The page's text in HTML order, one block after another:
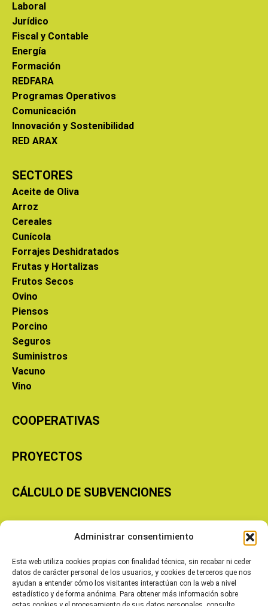
Administrar consentimiento
Esta web utiliza cookies propias con finalidad técnica, sin recabar ni ceder
datos de carácter personal de los usuarios, y cookies de terceros que nos
ayudan a entender cómo los visitantes interactúan con la web a nivel
estadístico y de forma anónima. Para obtener más información sobre
Laboral
Jurídico
Fiscal y Contable
Energía
Formación
REDFARA
Programas Operativos
Comunicación
Innovación y Sostenibilidad
RED ARAX
SECTORES
Aceite de Oliva
Arroz
Cereales
Cunícola
Forrajes Deshidratados
Frutas y Hortalizas
Frutos Secos
Ovino
Piensos
Porcino
Seguros
Suministros
Vacuno
Vino
COOPERATIVAS
PROYECTOS
CÁLCULO DE SUBVENCIONES